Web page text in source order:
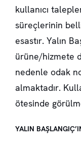
kullanıcı
süreçlerinin
esastır. Yalın
ürüne/hizmete
nedenle odak
almaktadır.
ötesinde
YALIN